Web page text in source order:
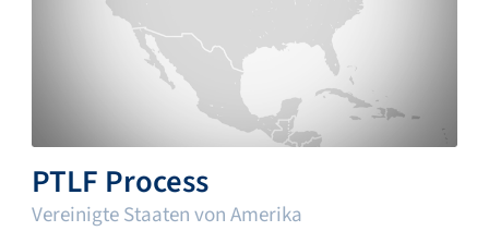
PTLF Process
Vereinigte Staaten von Amerika